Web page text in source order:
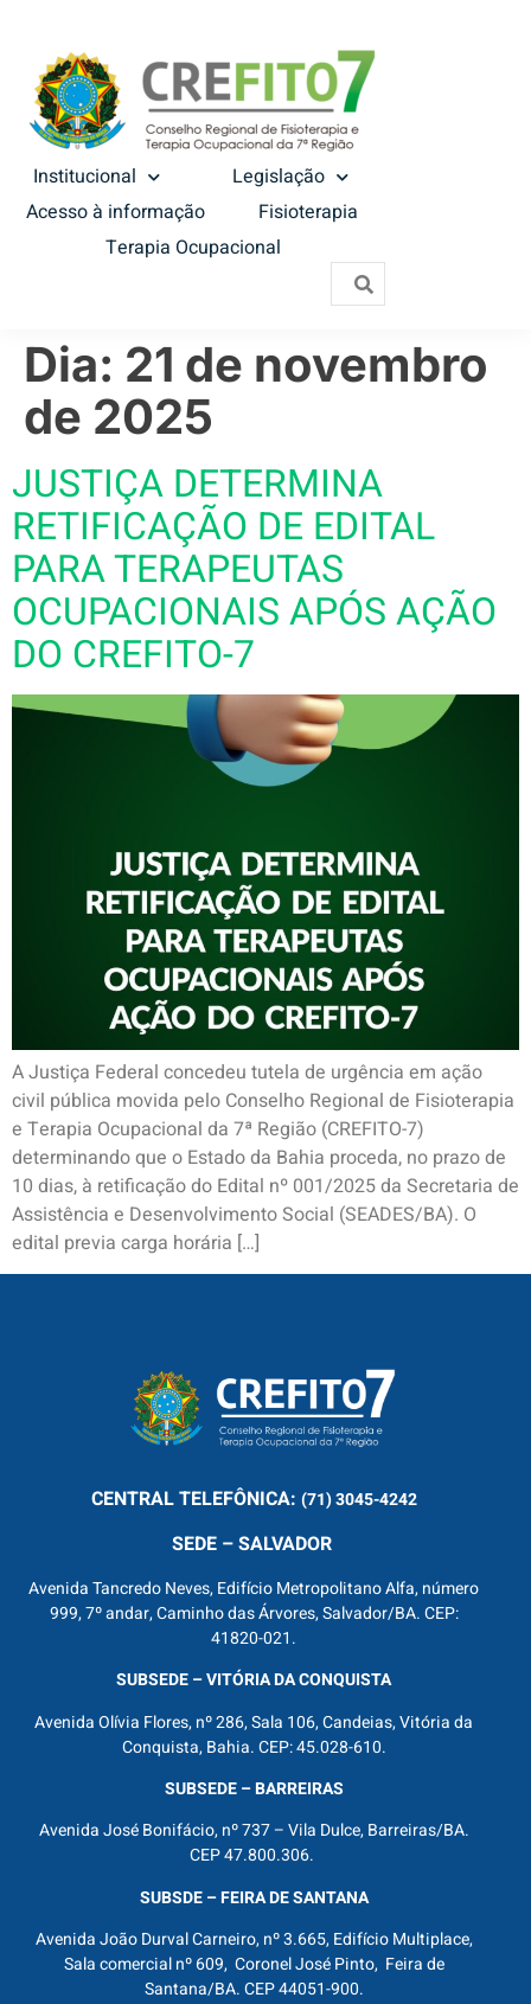
Institucional
Legislação
Acesso à informação
Fisioterapia
Terapia Ocupacional
Dia: 21 de novembro
de 2025
JUSTIÇA DETERMINA
RETIFICAÇÃO DE EDITAL
PARA TERAPEUTAS
OCUPACIONAIS APÓS AÇÃO
DO CREFITO-7
A Justiça Federal concedeu tutela de urgência em ação
civil pública movida pelo Conselho Regional de Fisioterapia
e Terapia Ocupacional da 7ª Região (CREFITO-7)
determinando que o Estado da Bahia proceda, no prazo de
10 dias, à retificação do Edital nº 001/2025 da Secretaria de
Assistência e Desenvolvimento Social (SEADES/BA). O
edital previa carga horária […]
CENTRALTELEFÔNICA: (71) 3045-4242
SEDE – SALVADOR
Avenida Tancredo Neves, Edifício Metropolitano Alfa, número
999, 7º andar, Caminho das Árvores, Salvador/BA. CEP:
41820-021.
SUBSEDE – VITÓRIA DA CONQUISTA
Avenida Olívia Flores, nº 286, Sala 106, Candeias, Vitória da
Conquista, Bahia. CEP: 45.028-610.
SUBSEDE – BARREIRAS
Avenida José Bonifácio, nº 737 – Vila Dulce, Barreiras/BA.
CEP 47.800.306.
SUBSDE – FEIRA DE SANTANA
Avenida João Durval Carneiro, nº 3.665, Edifício Multiplace,
Sala comercial nº 609, Coronel José Pinto, Feira de
Santana/BA. CEP 44051-900.